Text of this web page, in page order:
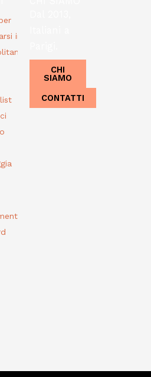
CHI
SIAMO
CONTATTI
in